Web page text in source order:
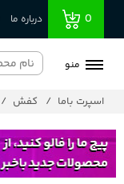
0 درباره ما
منو
اسپرت باما کفش